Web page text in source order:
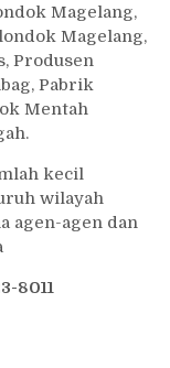
Magelang,
Magelang,
Produsen
Pabrik
Mentah
kecil
wilayah
agen-agen dan
8011